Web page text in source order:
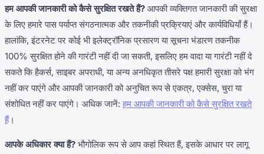
हम आपकी जानकारी को कैसे सुरक्षित रखते हैं? आपकी व्यक्तिगत जानकारी की सुरक्षा
के लिए हमारे पास पर्याप्त संगठनात्मक और तकनीकी प्रक्रियाएं और कार्यविधियाँ हैं।
हालांकि, इंटरनेट पर कोई भी इलेक्ट्रॉनिक प्रसारण या सूचना भंडारण तकनीक
100% सुरक्षित होने की गारंटी नहीं दी जा सकती, इसलिए हम वादा या गारंटी नहीं दे
सकते कि हैकर्स, साइबर अपराधी, या अन्य अनधिकृत तीसरे पक्ष हमारी सुरक्षा को भंग
नहीं कर पाएंगे और आपकी जानकारी को अनुचित रूप से एकत्र, एक्सेस, चुरा या
संशोधित नहीं कर पाएंगे। अधिक जानें: हम आपकी जानकारी को कैसे सुरक्षित रखते
हैं।
आपके अधिकार क्या हैं? भौगोलिक रूप से आप कहां स्थित हैं, इसके आधार पर लागू